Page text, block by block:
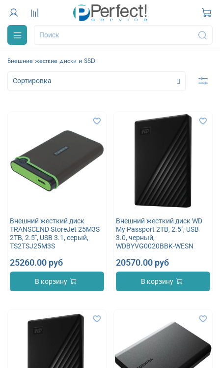
Внешние жесткие диски и SSD
Внешний жесткий диск
TRANSCEND StoreJet 25M3S
2TB, 2.5", USB 3.1, серый,
TS2TSJ25M3S
25260.00 руб
В корзину
Внешний жесткий диск WD
My Passport 2TB, 2.5", USB
3.0, черный,
WDBYVG0020BBK-WESN
20570.00 руб
В корзину